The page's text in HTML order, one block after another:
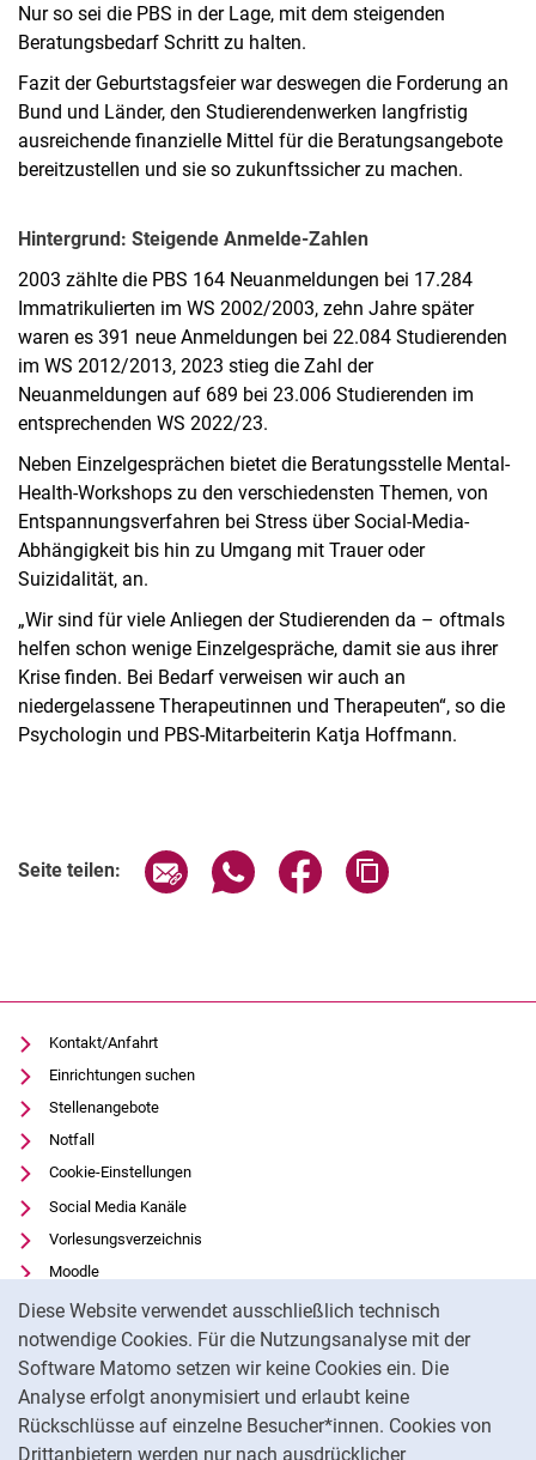
Diese Website verwendet ausschließlich technisch
notwendige Cookies. Für die Nutzungsanalyse mit der
Software Matomo setzen wir keine Cookies ein. Die
Analyse erfolgt anonymisiert und erlaubt keine
Rückschlüsse auf einzelne Besucher*innen. Cookies von
Drittanbietern werden nur nach ausdrücklicher
Nur so sei die PBS in der Lage, mit dem steigenden
Beratungsbedarf Schritt zu halten.
Fazit der Geburtstagsfeier war deswegen die Forderung an
Bund und Länder, den Studierendenwerken langfristig
ausreichende finanzielle Mittel für die Beratungsangebote
bereitzustellen und sie so zukunftssicher zu machen.
Hintergrund: Steigende Anmelde-Zahlen
2003 zählte die PBS 164 Neuanmeldungen bei 17.284
Immatrikulierten im WS 2002/2003, zehn Jahre später
waren es 391 neue Anmeldungen bei 22.084 Studierenden
im WS 2012/2013, 2023 stieg die Zahl der
Neuanmeldungen auf 689 bei 23.006 Studierenden im
entsprechenden WS 2022/23.
Neben Einzelgesprächen bietet die Beratungsstelle Mental-
Health-Workshops zu den verschiedensten Themen, von
Entspannungsverfahren bei Stress über Social-Media-
Abhängigkeit bis hin zu Umgang mit Trauer oder
Suizidalität, an.
„Wir sind für viele Anliegen der Studierenden da – oftmals
helfen schon wenige Einzelgespräche, damit sie aus ihrer
Krise finden. Bei Bedarf verweisen wir auch an
niedergelassene Therapeutinnen und Therapeuten“, so die
Psychologin und PBS-Mitarbeiterin Katja Hoffmann.
Seite teilen: Seite über E-Mail teilen
Seite über WhatsApp teilen
Seite über Facebook
Kontakt/Anfahrt
Einrichtungen suchen
Stellenangebote
Notfall
Cookie-Einstellungen
Social Media Kanäle
Vorlesungsverzeichnis
Moodle
Panopto
Universitätsbibliothek
Datenschutz
Barrierefreiheit
Transparenter KI-Einsatz